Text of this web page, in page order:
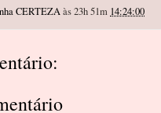
CERTEZAàs 23h 51m 14:24:00